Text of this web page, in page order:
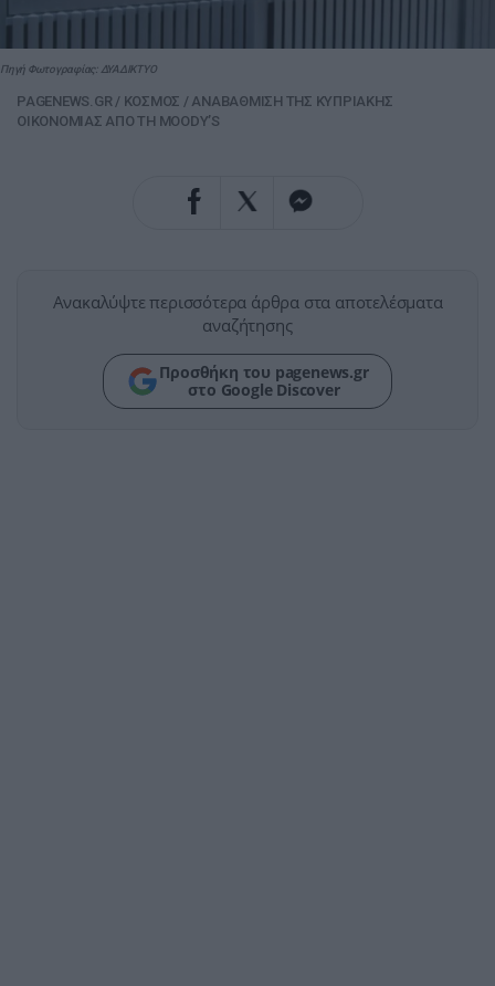
Πηγή Φωτογραφίας: ΔΥΑΔΙΚΤΥΟ
PAGENEWS.GR/ ΚΟΣΜΟΣ / ΑΝΑΒΑΘΜΙΣΗ ΤΗΣ ΚΥΠΡΙΑΚΗΣ
ΟΙΚΟΝΟΜΙΑΣ ΑΠΟ ΤΗ MOODY’S
Ανακαλύψτε περισσότερα άρθρα στα αποτελέσματα
αναζήτησης
Προσθήκη του pagenews.gr
στο Google Discover